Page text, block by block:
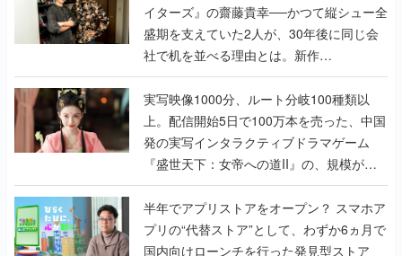
イターズ』の齋藤貴幸──かつて縦シュー全
盛期を支えていた2人が、30年後に同じ会
社で机を並べる理由とは。新作
『TATSUJIN EXTREME』で初タッグを組
んだレジェンド2人に訊く開発秘話
実写映像1000分、ルート分岐100種類以
上。配信開始5日で100万本を売った、中国
発の実写インタラクティブドラマゲーム
『盛世天下：女帝への道II』の、規模が違
うこだわりをプロデューサーに聞いた
半年でアプリストアをオープン？ スマホア
プリの“代替ストア”として、わずか6ヵ月で
国内向けローンチを行った発見型ストア